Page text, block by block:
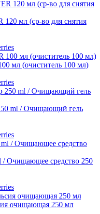
мл (ср-во для снятия
мл (очиститель 100 мл)
ml / Очищающий гель
Очищающее средство 250
очищающая 250 мл